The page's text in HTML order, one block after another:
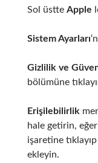
Sol üstte Apple
Sistem Ayarları
Gizlilik ve
bölümüne
Erişilebilirlik
hale getirin,
işaretine
ekleyin.